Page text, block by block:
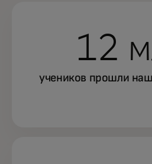
12
учеников прошли